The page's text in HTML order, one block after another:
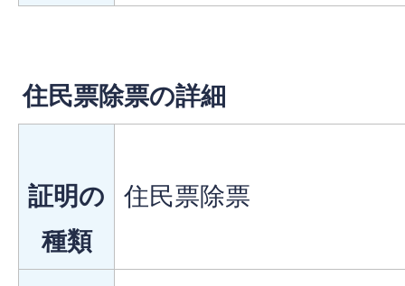
住民票除票の詳細
証明の
種類
住民票除票